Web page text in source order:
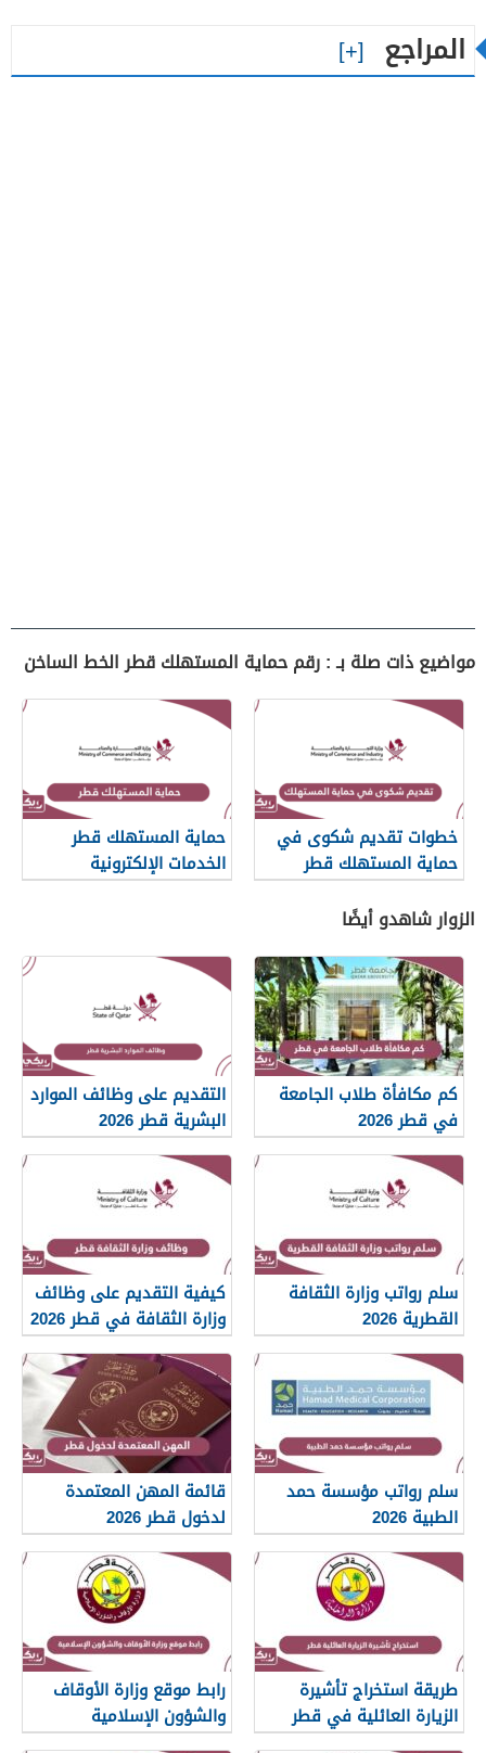
المراجع
مواضيع ذات صلة بـ : رقم حماية المستهلك قطر الخط الساخن
خطوات تقديم شكوى في
حماية المستهلك قطر
حماية المستهلك قطر
الخدمات الإلكترونية
الزوار شاهدو أيضًا
كم مكافأة طلاب الجامعة
في قطر 2026
التقديم على وظائف الموارد
البشرية قطر 2026
سلم رواتب وزارة الثقافة
القطرية 2026
كيفية التقديم على وظائف
وزارة الثقافة في قطر 2026
سلم رواتب مؤسسة حمد
الطبية 2026
قائمة المهن المعتمدة
لدخول قطر 2026
طريقة استخراج تأشيرة
الزيارة العائلية في قطر
2026
رابط موقع وزارة الأوقاف
والشؤون الإسلامية
islam.gov.qa